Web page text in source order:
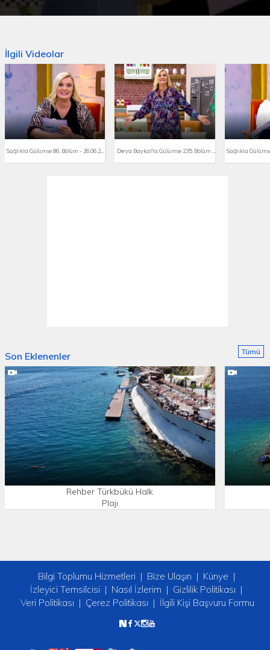
İlgili Videolar
Son Eklenenler
Rehber Türkbükü Halk
Plajı
Tümü
Bilgi Toplumu Hizmetleri Bize Ulaşın
Künye
İzleyici Temsilcisi
Nasıl İzlerim
Gizlilik Politikası
Veri Politikası
Çerez Politikası İlgili Kişi Başvuru Formu